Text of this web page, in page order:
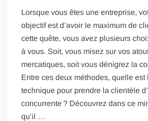
Lorsque vous êtes une entreprise,
objectif est d’avoir le maximum de
cette quête, vous avez plusieurs
à vous. Soit, vous misez sur vos
mercatiques, soit vous dénigrez la
Entre ces deux méthodes, quelle est
technique pour prendre la clientèle
concurrente ? Découvrez dans ce
qu’il …